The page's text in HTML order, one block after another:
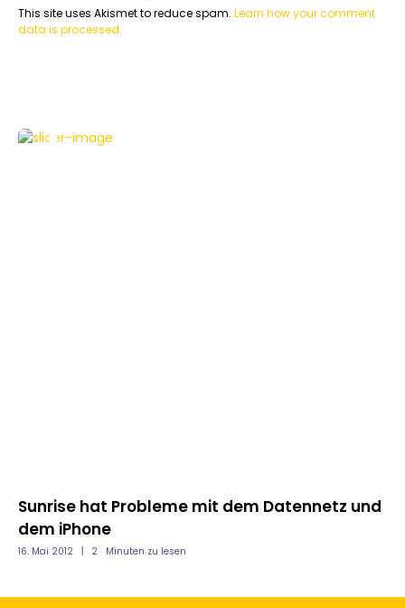
This site uses Akismet to reduce spam. Learn how your comment
data is processed.
APPLE
Sunrise hat Probleme mit dem Datennetz und
dem iPhone
16. Mai 2012 2 Minuten zu lesen